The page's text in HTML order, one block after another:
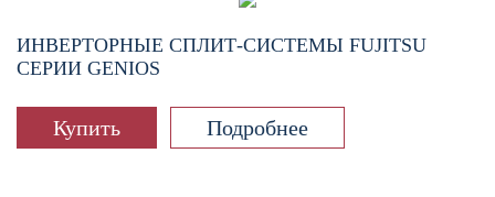
ИНВЕРТОРНЫЕ СПЛИТ-СИСТЕМЫ FUJITSU
СЕРИИ GENIOS
Купить Подробнее